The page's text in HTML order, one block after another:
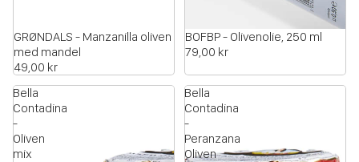
GRØNDALS - Manzanilla oliven
med mandel
49,00 kr
UDSOLGT
BOFBP - Olivenolie, 250 ml
79,00 kr
Bella
Contadina
-
Oliven
mix
Bella
Contadina
-
Peranzana
Oliven